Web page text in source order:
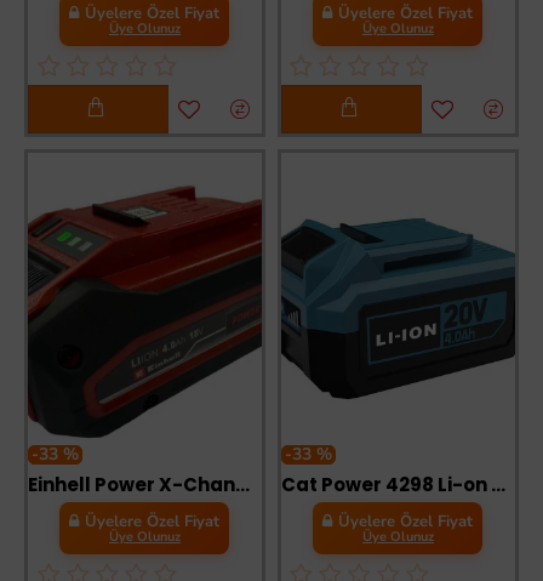
Üyelere Özel Fiyat
Üye Olunuz
Üyelere Özel Fiyat
Üye Olunuz
-33 %
Einhell Power X-Change Li-on Akü 18 Volt 4,0 Ah Plus
Üyelere Özel Fiyat
Üye Olunuz
-33 %
Cat Power 4298 Li-on Akü 4 Amper
Üyelere Özel Fiyat
Üye Olunuz